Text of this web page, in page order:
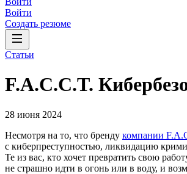
Войти
Создать резюме
Статьи
F.A.C.C.T.
28 июня 2024
Несмотря на то, что бренду компании
с киберпреступностью, ликвидацию
Те из вас, кто хочет превратить свою
не страшно идти в огонь или в воду, и